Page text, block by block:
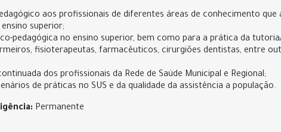
aos profissionais de diferentes áreas de conhecimento que
superior;
pedagógica no ensino superior, bem como para a prática da
fisioterapeutas, farmacêuticos, cirurgiões dentistas, entre
dos profissionais da Rede de Saúde Municipal e Regional;
de práticas no SUS e da qualidade da assistência a população.
Permanente